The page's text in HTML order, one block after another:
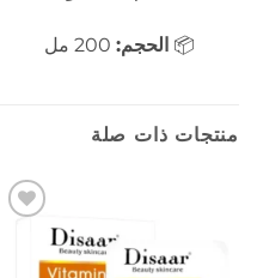
📦 الحجم:200 مل
منتجات ذات صلة
المفضلة